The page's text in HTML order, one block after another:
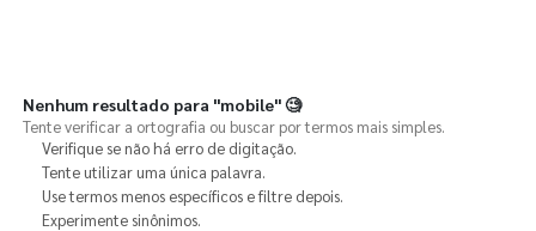
Nenhum resultado para "mobile"🧐
Tente verificar a ortografia ou buscar por termos mais simples.
Verifique se não há erro de digitação.
Tente utilizar uma única palavra.
Use termos menos específicos e filtre depois.
Experimente sinônimos.